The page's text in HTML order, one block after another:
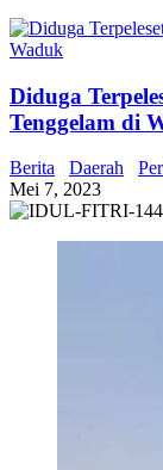
Diduga
Tenggelam di
Berita Daerah
Mei 7, 2023